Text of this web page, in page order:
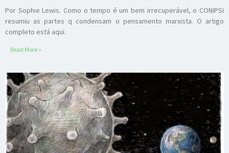
Por Sophie Lewis. Como o tempo é um bem irrecuperável, o CONIPSI
resumiu as partes q condensam o pensamento marxista. O artigo
completo está aqui.
Read More »